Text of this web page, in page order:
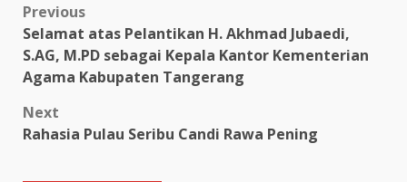
Post
navigation
Previous
Selamat atas Pelantikan H. Akhmad Jubaedi,
S.AG, M.PD sebagai Kepala Kantor Kementerian
Agama Kabupaten Tangerang
Next
Rahasia Pulau Seribu Candi Rawa Pening